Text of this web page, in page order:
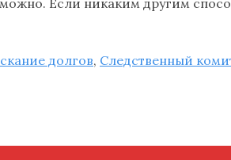
долгов, Следственный